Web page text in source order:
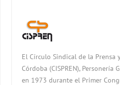
El Círculo Sindical de la Prensa
Córdoba (CISPREN),
en 1973 durante el Primer